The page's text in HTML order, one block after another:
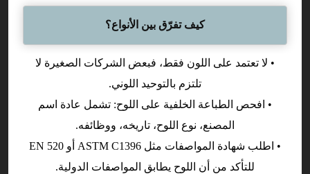
كيف تفرّق بين الأنواع؟
• لا تعتمد على اللون فقط، فبعض الشركات الصغيرة لا
تلتزم بالتوحيد اللوني.
• افحص الطباعة الخلفية على اللوح: تشمل عادة اسم
المصنع، نوع اللوح، تاريخه، ووظائفه.
• اطلب شهادة المواصفات مثل ASTM C1396 أو EN 520
للتأكد من أن اللوح يطابق المواصفات الدولية.